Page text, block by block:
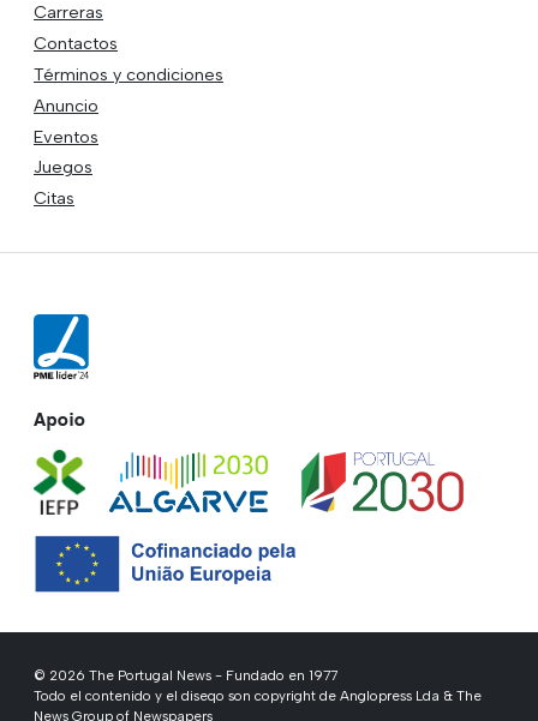
Carreras
Contactos
Términos y condiciones
Anuncio
Eventos
Juegos
Citas
Apoio
© 2026 The Portugal News - Fundado en 1977
Todo el contenido y el diseqo son copyright de Anglopress Lda & The
News Group of Newspapers